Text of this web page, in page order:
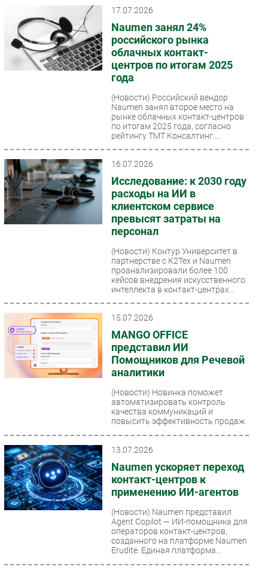
17.07.2026
Naumen занял 24%
российского рынка
облачных контакт-
центров по итогам 2025
года
(Новости) Российский вендор
Naumen занял второе место на
рынке облачных контакт-центров
по итогам 2025 года, согласно
рейтингу ТМТ Консалтинг....
16.07.2026
Исследование: к 2030 году
расходы на ИИ в
клиентском сервисе
превысят затраты на
персонал
(Новости) Контур Университет в
партнерстве с К2Тех и Naumen
проанализировали более 100
кейсов внедрения искусственного
интеллекта в контакт-центрах...
15.07.2026
MANGO OFFICE
представил ИИ
Помощников для Речевой
аналитики
(Новости) Новинка поможет
автоматизировать контроль
качества коммуникаций и
повысить эффективность продаж.
13.07.2026
Naumen ускоряет переход
контакт-центров к
применению ИИ-агентов
(Новости) Naumen представил
Agent Copilot — ИИ-помощника для
операторов контакт-центров,
созданного на платформе Naumen
Erudite. Единая платформа...